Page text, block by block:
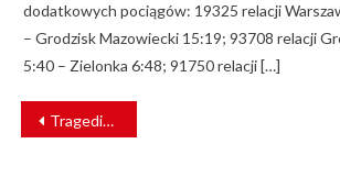
dodatkowych pociągów: 19325 relacji
– Grodzisk Mazowiecki 15:19; 93708 relacji
5:40 – Zielonka 6:48; 91750 relacji […]
NAWIGACJA
WPISU
Tragedia na linii Koluszki – Częstochowa. Ruch pociągów wstrzymany